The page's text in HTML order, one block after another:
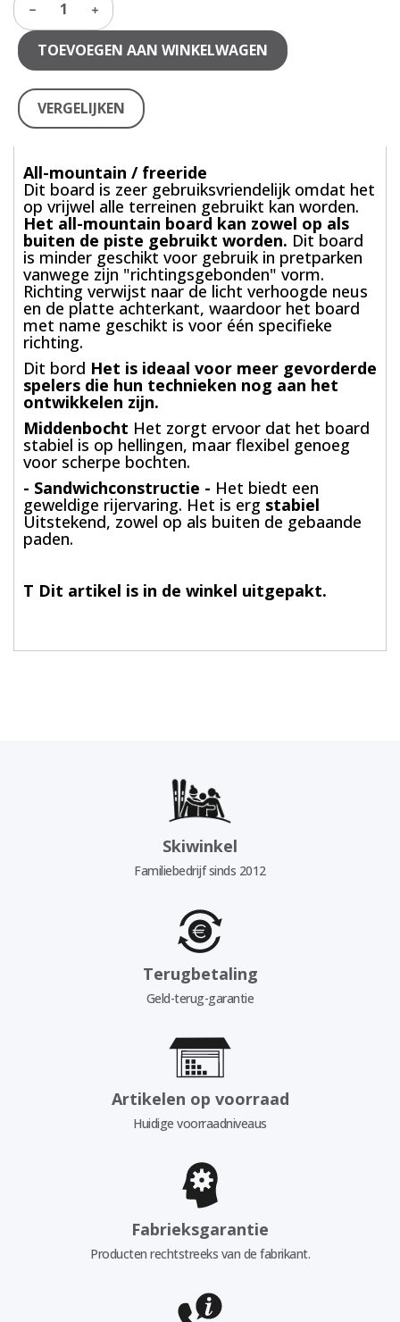
1
TOEVOEGEN AAN WINKELWAGEN
VERGELIJKEN
All-mountain / freeride
Dit board is zeer gebruiksvriendelijk omdat het
op vrijwel alle terreinen gebruikt kan worden.
Het all-mountain board kan zowel op als
buiten de piste gebruikt worden. Dit board
is minder geschikt voor gebruik in pretparken
vanwege zijn "richtingsgebonden" vorm.
Richting verwijst naar de licht verhoogde neus
en de platte achterkant, waardoor het board
met name geschikt is voor één specifieke
richting.
Dit bord Het is ideaal voor meer gevorderde
spelers die hun technieken nog aan het
ontwikkelen zijn.
Middenbocht Het zorgt ervoor dat het board
stabiel is op hellingen, maar flexibel genoeg
voor scherpe bochten.
- Sandwichconstructie - Het biedt een
geweldige rijervaring. Het is erg stabiel
Uitstekend, zowel op als buiten de gebaande
paden.
T Dit artikel is in de winkel uitgepakt.
Skiwinkel
Familiebedrijf sinds 2012
Terugbetaling
Geld-terug-garantie
Artikelen op voorraad
Huidige voorraadniveaus
Fabrieksgarantie
Producten rechtstreeks van de fabrikant.